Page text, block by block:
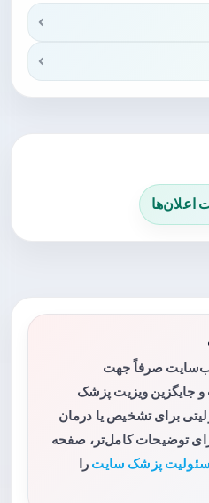
اعلان‌ها
وب‌سایت صرفاً جهت
جایگزین ویزیت پزشک
برای تشخیص یا درمان
توضیحات کامل‌تر، صفحه
پزشک سایت را